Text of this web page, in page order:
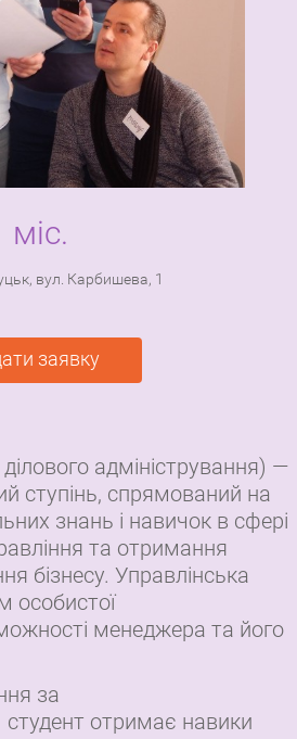
міс.
вул. Карбишева, 1
заявку
адміністрування) —
ступінь, спрямований на
знань і навичок в сфері
та отримання
бізнесу. Управлінська
особистої
менеджера та його
за
отримає навики